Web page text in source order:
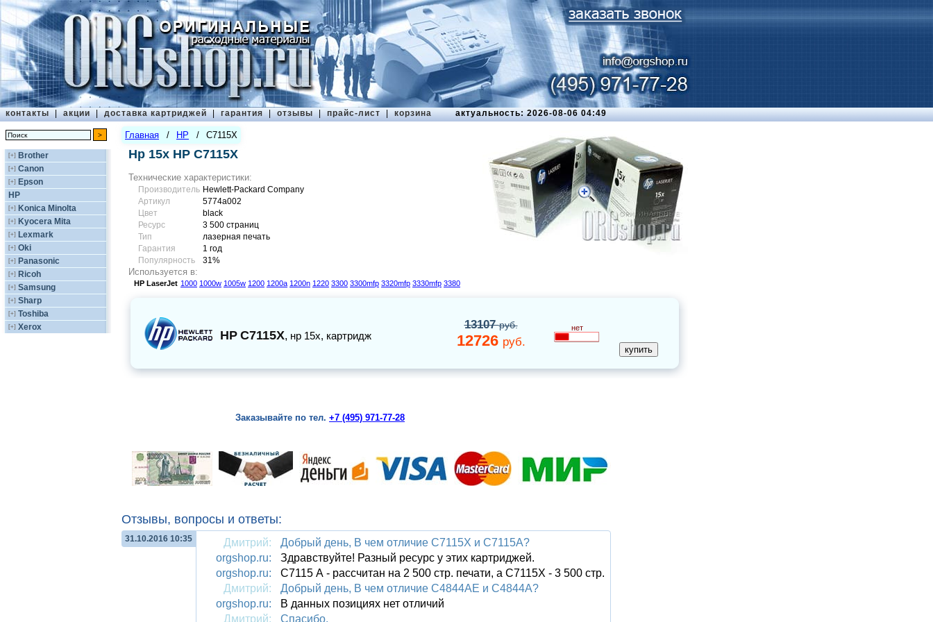
контакты | акции | доставка картриджей | гарантия | отзывы | прайс-лист | корзина актуальность: 2026-08-06 04:49
[+] Brother
[+] Canon
[+] Epson
HP
[+] Konica Minolta
[+] Kyocera Mita
[+] Lexmark
[+] Oki
[+] Panasonic
[+] Ricoh
[+] Samsung
[+] Sharp
[+] Toshiba
[+] Xerox
Главная / HP / C7115X
Нр 15x HP C7115X
Технические характеристики:
Производитель Hewlett-Packard Company
Артикул
5774a002
Цвет
black
Ресурс
3 500 страниц
Тип
лазерная печать
Гарантия
1 год
Популярность
31%
Используется в:
HP LaserJet 1000 1000w 1005w 1200 1200a 1200n 1220 3300 3300mfp 3320mfp 3330mfp 3380
HP C7115X, нр 15x, картридж
13107руб.
12726 руб.
нет
Заказывайте по тел. +7 (495) 971-77-28
Отзывы, вопросы и ответы:
31.10.2016 10:35 Дмитрий:
Добрый день, В чем отличие C7115X и C7115А?
orgshop.ru:
Здравствуйте! Разный ресурс у этих картриджей.
orgshop.ru:
С7115 А - рассчитан на 2 500 стр. печати, а С7115Х - 3 500 стр.
Дмитрий:
Добрый день, В чем отличие С4844АЕ и С4844А?
orgshop.ru:
В данных позициях нет отличий
Дмитрий:
Спасибо.